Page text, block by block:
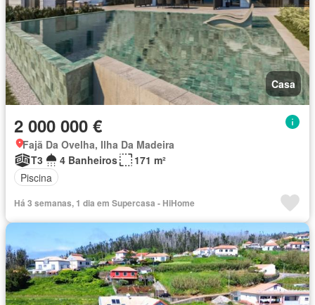
Casa
2 000 000 €
Fajã Da Ovelha, Ilha Da Madeira
T3
4 Banheiros
171 m²
Piscina
Há 3 semanas, 1 dia em Supercasa - HiHome